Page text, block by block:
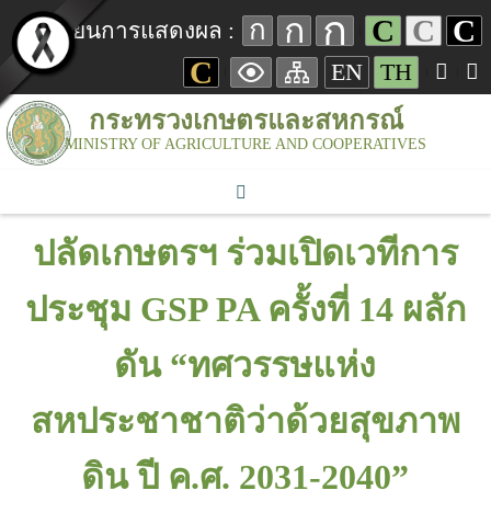
เปลี่ยนการแสดงผล : ก ก ก C C C
C
EN TH
กระทรวงเกษตรและสหกรณ์
MINISTRY OF AGRICULTURE AND COOPERATIVES
ปลัดเกษตรฯ ร่วมเปิดเวทีการ
ประชุม GSP PA ครั้งที่ 14 ผลัก
ดัน “ทศวรรษแห่ง
สหประชาชาติว่าด้วยสุขภาพ
ดิน ปี ค.ศ. 2031-2040”